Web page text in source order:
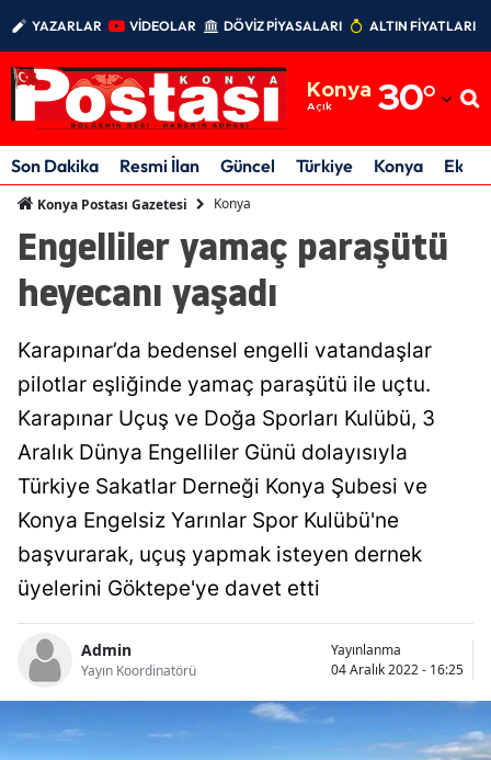
YAZARLAR VİDEOLAR DÖVİZ PİYASALARI ALTIN FİYATLARI
Konya
Açık 30°
Adıyaman
Afyonkarahisar
Amasya
Artvin
Aydın
Balıkesir
Bilecik
Bingöl
Bolu
Bursa
Son Dakika Resmi İlan Güncel Türkiye Konya
Konya Postası Gazetesi Konya
Engelliler yamaç paraşütü
heyecanı yaşadı
Karapınar’da bedensel engelli vatandaşlar
pilotlar eşliğinde yamaç paraşütü ile uçtu.
Karapınar Uçuş ve Doğa Sporları Kulübü, 3
Aralık Dünya Engelliler Günü dolayısıyla
Türkiye Sakatlar Derneği Konya Şubesi ve
Konya Engelsiz Yarınlar Spor Kulübü'ne
başvurarak, uçuş yapmak isteyen dernek
üyelerini Göktepe'ye davet etti
Admin
Yayın Koordinatörü
Yayınlanma
04 Aralık 2022 - 16:25